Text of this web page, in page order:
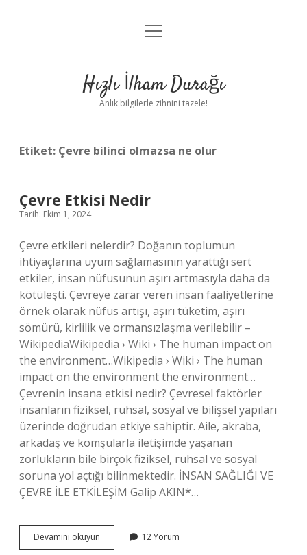
Anasayfa
Yasal Uyarı
menüyü
Hızlı İlham Durağı
Anlık bilgilerle zihnini tazele!
Etiket: Çevre bilinci olmazsa ne olur
Çevre Etkisi Nedir
Tarih: Ekim 1, 2024
Çevre etkileri nelerdir? Doğanın toplumun
ihtiyaçlarına uyum sağlamasının yarattığı sert
etkiler, insan nüfusunun aşırı artmasıyla daha da
kötüleşti. Çevreye zarar veren insan faaliyetlerine
örnek olarak nüfus artışı, aşırı tüketim, aşırı
sömürü, kirlilik ve ormansızlaşma verilebilir –
WikipediaWikipedia › Wiki › The human impact on
the environment…Wikipedia › Wiki › The human
impact on the environment the environment…
Çevrenin insana etkisi nedir? Çevresel faktörler
insanların fiziksel, ruhsal, sosyal ve bilişsel yapıları
üzerinde doğrudan etkiye sahiptir. Aile, akraba,
arkadaş ve komşularla iletişimde yaşanan
zorlukların bile birçok fiziksel, ruhsal ve sosyal
soruna yol açtığı bilinmektedir. İNSAN SAĞLIĞI VE
ÇEVRE İLE ETKİLEŞİM Galip AKIN*…
Devamını okuyun
Etkisi
12 Yorum